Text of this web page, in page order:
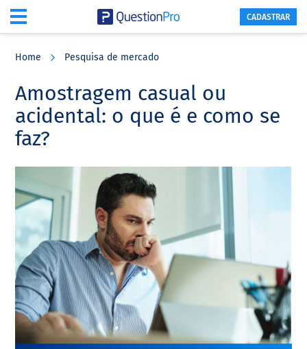
content
sidebar
CADASTRAR
Home Pesquisa de mercado
Amostragem casual ou
acidental: o que é e como se
faz?